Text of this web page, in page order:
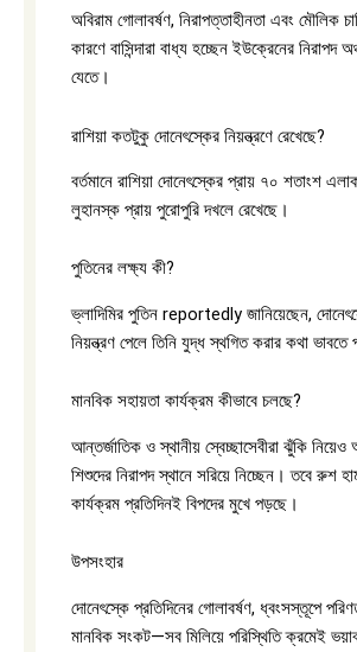
অবিরাম গোলাবর্ষণ, নিরাপত্তাহীনতা এবং মৌলিক
কারণে বাসিন্দারা বাধ্য হচ্ছেন ইউক্রেনের নিরাপদ
যেতে।
রাশিয়া কতটুকু দোনেৎস্কের নিয়ন্ত্রণে রেখেছে?
বর্তমানে রাশিয়া দোনেৎস্কের প্রায় ৭০ শতাংশ
লুহানস্ক প্রায় পুরোপুরি দখলে রেখেছে।
পুতিনের লক্ষ্য কী?
ভ্লাদিমির পুতিন reportedly জানিয়েছেন,
নিয়ন্ত্রণ পেলে তিনি যুদ্ধ স্থগিত করার কথা ভাবতে
মানবিক সহায়তা কার্যক্রম কীভাবে চলছে?
আন্তর্জাতিক ও স্থানীয় স্বেচ্ছাসেবীরা ঝুঁকি
শিশুদের নিরাপদ স্থানে সরিয়ে নিচ্ছেন। তবে রুশ
কার্যক্রম প্রতিদিনই বিপদের মুখে পড়ছে।
উপসংহার
দোনেৎস্কে প্রতিদিনের গোলাবর্ষণ, ধ্বংসস্তূপে
মানবিক সংকট—সব মিলিয়ে পরিস্থিতি ক্রমেই